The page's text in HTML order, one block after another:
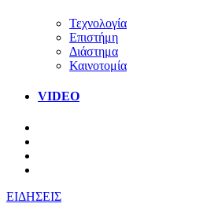
Τεχνολογία
Επιστήμη
Διάστημα
Καινοτομία
VIDEO
ΕΙΔΗΣΕΙΣ